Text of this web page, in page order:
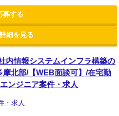
募する
細を見る
内情報システムインフラ構築の
北部/【WEB面談可】/在宅勤
ンジニア案件・求人
・求人